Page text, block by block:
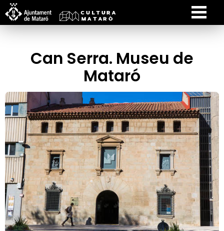
Can Serra. Museu de
Mataró